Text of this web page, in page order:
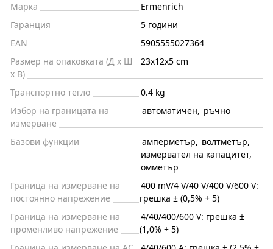
Марка
Ermenrich
Гаранция
5 години
EAN
5905555027364
Размер на опаковката (Д x Ш
x В)
23x12x5 cm
Транспортно тегло
0.4 kg
Избор на границата на
измерване
автоматичен, ръчно
Базови функции амперметър, волтметър,
измервател на капацитет,
омметър
Граница на измерване на
постоянно напрежение
400 mV/4 V/40 V/400 V/600 V:
грешка ± (0,5% + 5)
Граница на измерване на
променливо напрежение
4/40/400/600 V: грешка ±
(1,0% + 5)